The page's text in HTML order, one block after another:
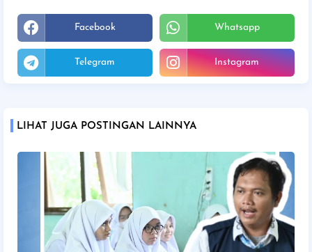
Facebook Whatsapp
Telegram Instagram
LIHAT JUGA POSTINGAN LAINNYA